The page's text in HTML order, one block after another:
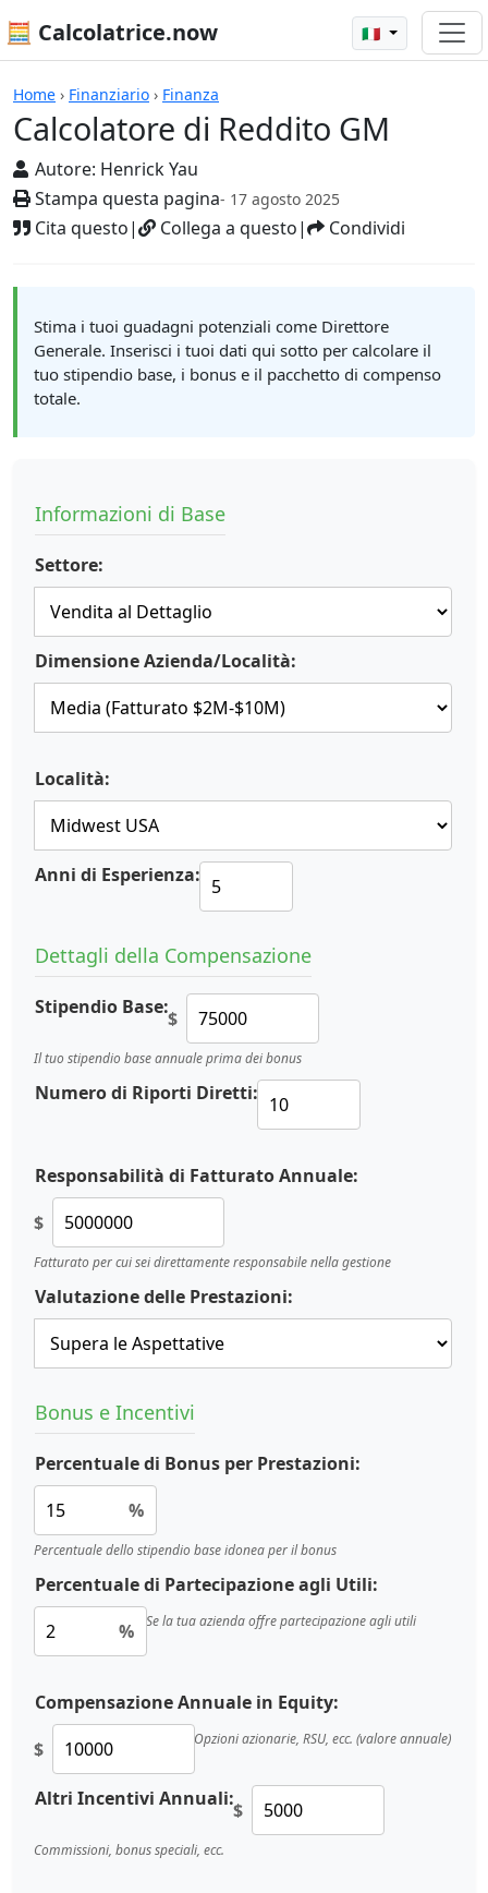
🧮 Calcolatrice.now 🇮🇹
Home › Finanziario › Finanza
Calcolatore di Reddito GM
Autore: Henrick Yau
Stampa questa pagina- 17 agosto 2025
Cita questo| Collega a questo| Condividi
Calcolatrici
Stima i tuoi guadagni potenziali come Direttore
Generale. Inserisci i tuoi dati qui sotto per calcolare il
tuo stipendio base, i bonus e il pacchetto di compenso
totale.
Informazioni di Base
Settore:
Dimensione Azienda/Località:
Località:
Anni di Esperienza:
Dettagli della Compensazione
Stipendio Base:$
Il tuo stipendio base annuale prima dei bonus
Numero di Riporti Diretti:
Responsabilità di Fatturato Annuale:
$
Fatturato per cui sei direttamente responsabile nella gestione
Valutazione delle Prestazioni:
Bonus e Incentivi
Percentuale di Bonus per Prestazioni:
%
Percentuale dello stipendio base idonea per il bonus
Percentuale di Partecipazione agli Utili:
%
Se la tua azienda offre partecipazione agli utili
Compensazione Annuale in Equity:
$
Opzioni azionarie, RSU, ecc. (valore annuale)
Altri Incentivi Annuali:$
Commissioni, bonus speciali, ecc.